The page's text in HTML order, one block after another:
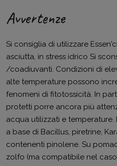
Avvertenze
Si consiglia di utilizzare
asciutta, in stress idrico Si
/coadiuvanti. Condizioni di
alte temperature possono
fenomeni di fitotossicità. In
protetti porre ancora più
acqua utilizzati e
a base di Bacillus, piretrine,
contenenti pinolene. Su
zolfo (ma compatibile nel